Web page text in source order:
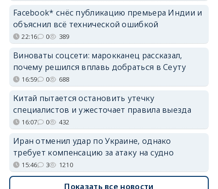
Facebook* снёс публикацию премьера Индии и
объяснил всё технической ошибкой
22:16 0 389
Виноваты соцсети: марокканец рассказал,
почему решился вплавь добраться в Сеуту
16:59 0 688
Китай пытается остановить утечку
специалистов и ужесточает правила выезда
16:07 0 432
Иран отменил удар по Украине, однако
требует компенсацию за атаку на судно
15:46 3 1210
Показать все новости